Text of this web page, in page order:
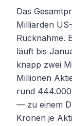
Das
Milliarden
Rücknahme.
läuft bis
knapp zwei
Millionen
rund
— zu einem
Kronen je